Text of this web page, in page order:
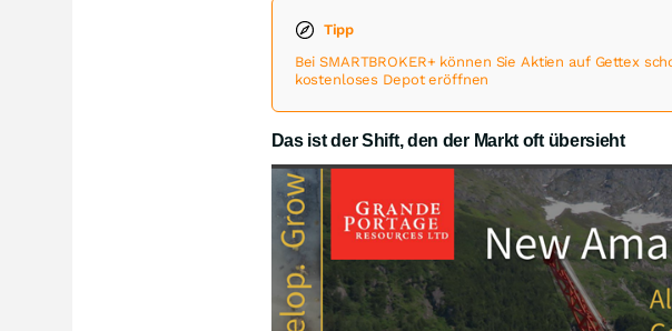
Tipp
Bei SMARTBROKER+ können Sie Aktien auf Gettex
kostenloses Depot eröffnen
Das ist der Shift, den der Markt oft übersieht